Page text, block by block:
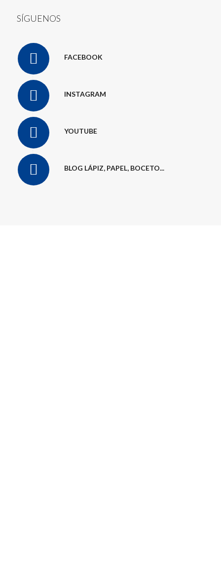
SÍGUENOS
FACEBOOK
INSTAGRAM
YOUTUBE
BLOG LÁPIZ, PAPEL, BOCETO...